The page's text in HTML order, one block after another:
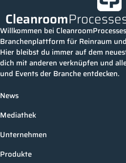
Cleanroom
Willkommen bei
Branchenplattform für Reinraum
Hier bleibst du immer auf dem
dich mit anderen verknüpfen und
und Events der Branche entdecken.
News
Mediathek
Unternehmen
Produkte